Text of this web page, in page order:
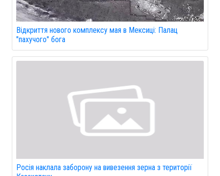
Відкриття нового комплексу мая в Мексиці: Палац
"пахучого" бога
Росія наклала заборону на вивезення зерна з території